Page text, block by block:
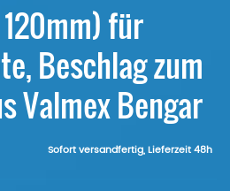
120mm) für
Beschlag zum
Valmex Bengar
Sofort versandfertig, Lieferzeit 48h